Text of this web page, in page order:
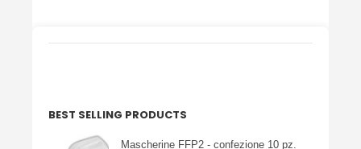
BEST SELLING PRODUCTS
Mascherine FFP2 - confezione 10 pz.